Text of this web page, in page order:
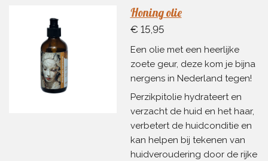
Honing olie
€ 15,95
Een olie met een heerlijke
zoete geur, deze kom je bijna
nergens in Nederland tegen!
Perzikpitolie hydrateert en
verzacht de huid en het haar,
verbetert de huidconditie en
kan helpen bij tekenen van
huidveroudering door de rijke